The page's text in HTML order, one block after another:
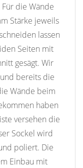
die Wände
Stärke jeweils
lassen
Seiten mit
gesägt. Wir
bereits die
Wände beim
haben
versehen die
Sockel wird
poliert. Die
Einbau mit